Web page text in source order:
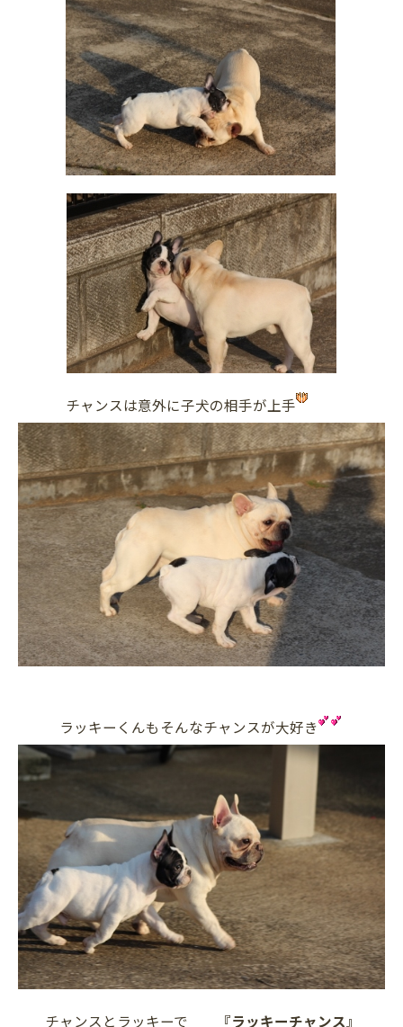
チャンスは意外に子犬の相手が上手
ラッキーくんもそんなチャンスが大好き
チャンスとラッキーで
『ラッキーチャンス』